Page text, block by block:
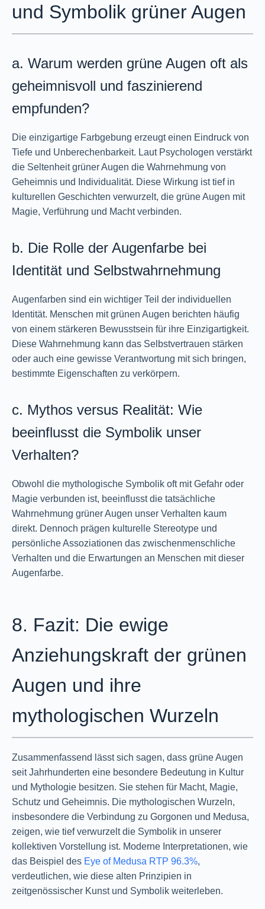
und Symbolik grüner Augen
a. Warum werden grüne Augen oft als
geheimnisvoll und faszinierend
empfunden?
Die einzigartige Farbgebung erzeugt einen Eindruck von
Tiefe und Unberechenbarkeit. Laut Psychologen verstärkt
die Seltenheit grüner Augen die Wahrnehmung von
Geheimnis und Individualität. Diese Wirkung ist tief in
kulturellen Geschichten verwurzelt, die grüne Augen mit
Magie, Verführung und Macht verbinden.
b. Die Rolle der Augenfarbe bei
Identität und Selbstwahrnehmung
Augenfarben sind ein wichtiger Teil der individuellen
Identität. Menschen mit grünen Augen berichten häufig
von einem stärkeren Bewusstsein für ihre Einzigartigkeit.
Diese Wahrnehmung kann das Selbstvertrauen stärken
oder auch eine gewisse Verantwortung mit sich bringen,
bestimmte Eigenschaften zu verkörpern.
c. Mythos versus Realität: Wie
beeinflusst die Symbolik unser
Verhalten?
Obwohl die mythologische Symbolik oft mit Gefahr oder
Magie verbunden ist, beeinflusst die tatsächliche
Wahrnehmung grüner Augen unser Verhalten kaum
direkt. Dennoch prägen kulturelle Stereotype und
persönliche Assoziationen das zwischenmenschliche
Verhalten und die Erwartungen an Menschen mit dieser
Augenfarbe.
8. Fazit: Die ewige
Anziehungskraft der grünen
Augen und ihre
mythologischen Wurzeln
Zusammenfassend lässt sich sagen, dass grüne Augen
seit Jahrhunderten eine besondere Bedeutung in Kultur
und Mythologie besitzen. Sie stehen für Macht, Magie,
Schutz und Geheimnis. Die mythologischen Wurzeln,
insbesondere die Verbindung zu Gorgonen und Medusa,
zeigen, wie tief verwurzelt die Symbolik in unserer
kollektiven Vorstellung ist. Moderne Interpretationen, wie
das Beispiel des Eye of Medusa RTP 96.3%,
verdeutlichen, wie diese alten Prinzipien in
zeitgenössischer Kunst und Symbolik weiterleben.